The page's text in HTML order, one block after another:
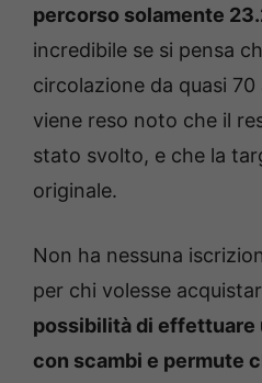
percorso solamente
incredibile se si pensa
circolazione da quasi 70
viene reso noto che il
stato svolto, e che la
originale.
Non ha nessuna
per chi volesse
possibilità di effettuare
con scambi e permute